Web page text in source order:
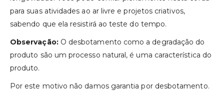
para suas atividades ao ar livre e projetos criativos,
sabendo que ela resistirá ao teste do tempo.
Observação:O desbotamento como a degradação do
produto são um processo natural, é uma característica do
produto.
Por este motivo não damos garantia por desbotamento.